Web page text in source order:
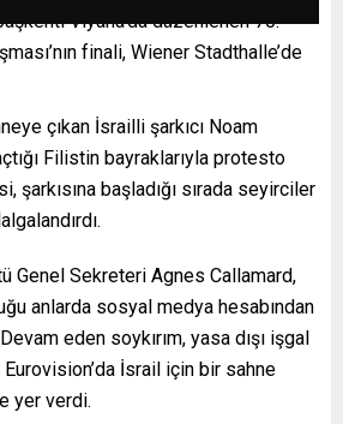
Viyana’da düzenlenen 70.
finali, Wiener Stadthalle’de
çıkan İsrailli şarkıcı Noam
Filistin bayraklarıyla protesto
şarkısına başladığı sırada seyirciler
Genel Sekreteri Agnes Callamard,
anlarda sosyal medya hesabından
eden soykırım, yasa dışı işgal
Eurovision’da İsrail için bir sahne
yer verdi.